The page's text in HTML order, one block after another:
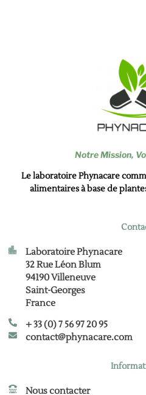
Notre Mission,
Le laboratoire Phynacare
alimentaires à base de
Laboratoire Phynacare
32 Rue Léon Blum
94190 Villeneuve
Saint-Georges
France
+ 33 (0) 7 56 97 20 95
contact@phynacare.com
Nous contacter